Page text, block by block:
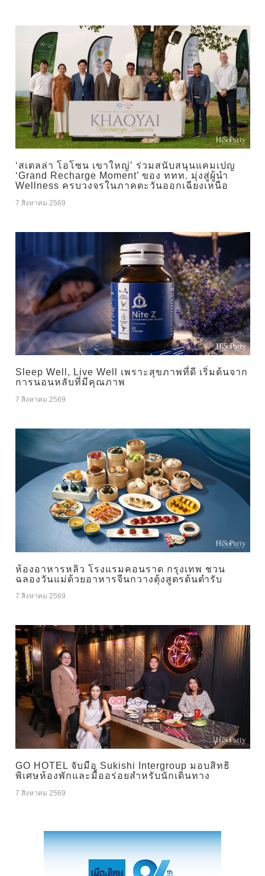
‘สเตลล่า โอโซน เขาใหญ่’ ร่วมสนับสนุนแคมเปญ
‘Grand Recharge Moment’ ของ ททท. มุ่งสู่ผู้นำ
Wellness ครบวงจรในภาคตะวันออกเฉียงเหนือ
7 สิงหาคม 2569
Sleep Well, Live Well เพราะสุขภาพที่ดี เริ่มต้นจาก
การนอนหลับที่มีคุณภาพ
7 สิงหาคม 2569
ห้องอาหารหลิว โรงแรมคอนราด กรุงเทพ ชวน
ฉลองวันแม่ด้วยอาหารจีนกวางตุ้งสูตรต้นตำรับ
7 สิงหาคม 2569
GO HOTEL จับมือ Sukishi Intergroup มอบสิทธิ
พิเศษห้องพักและมื้ออร่อยสำหรับนักเดินทาง
7 สิงหาคม 2569